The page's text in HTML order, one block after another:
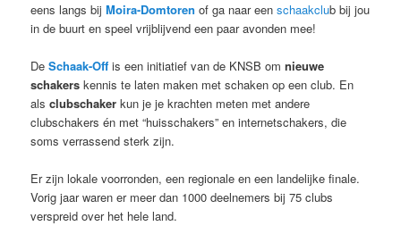
eens langs bijMoira-Domtoren of ga naar eenschaakclub bij jou
in de buurt en speel vrijblijvend een paar avonden mee!
DeSchaak-Off is een initiatief van de KNSB omnieuwe
schakers kennis te laten maken met schaken op een club. En
alsclubschaker kun je je krachten meten met andere
clubschakers én met “huisschakers” en internetschakers, die
soms verrassend sterk zijn.
Er zijn lokale voorronden, een regionale en een landelijke finale.
Vorig jaar waren er meer dan 1000 deelnemers bij 75 clubs
verspreid over het hele land.